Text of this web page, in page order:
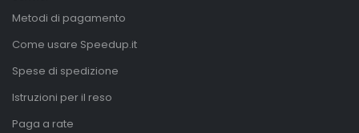
Metodi di pagamento
Come usare Speedup.it
Spese di spedizione
Istruzioni per il reso
Paga a rate